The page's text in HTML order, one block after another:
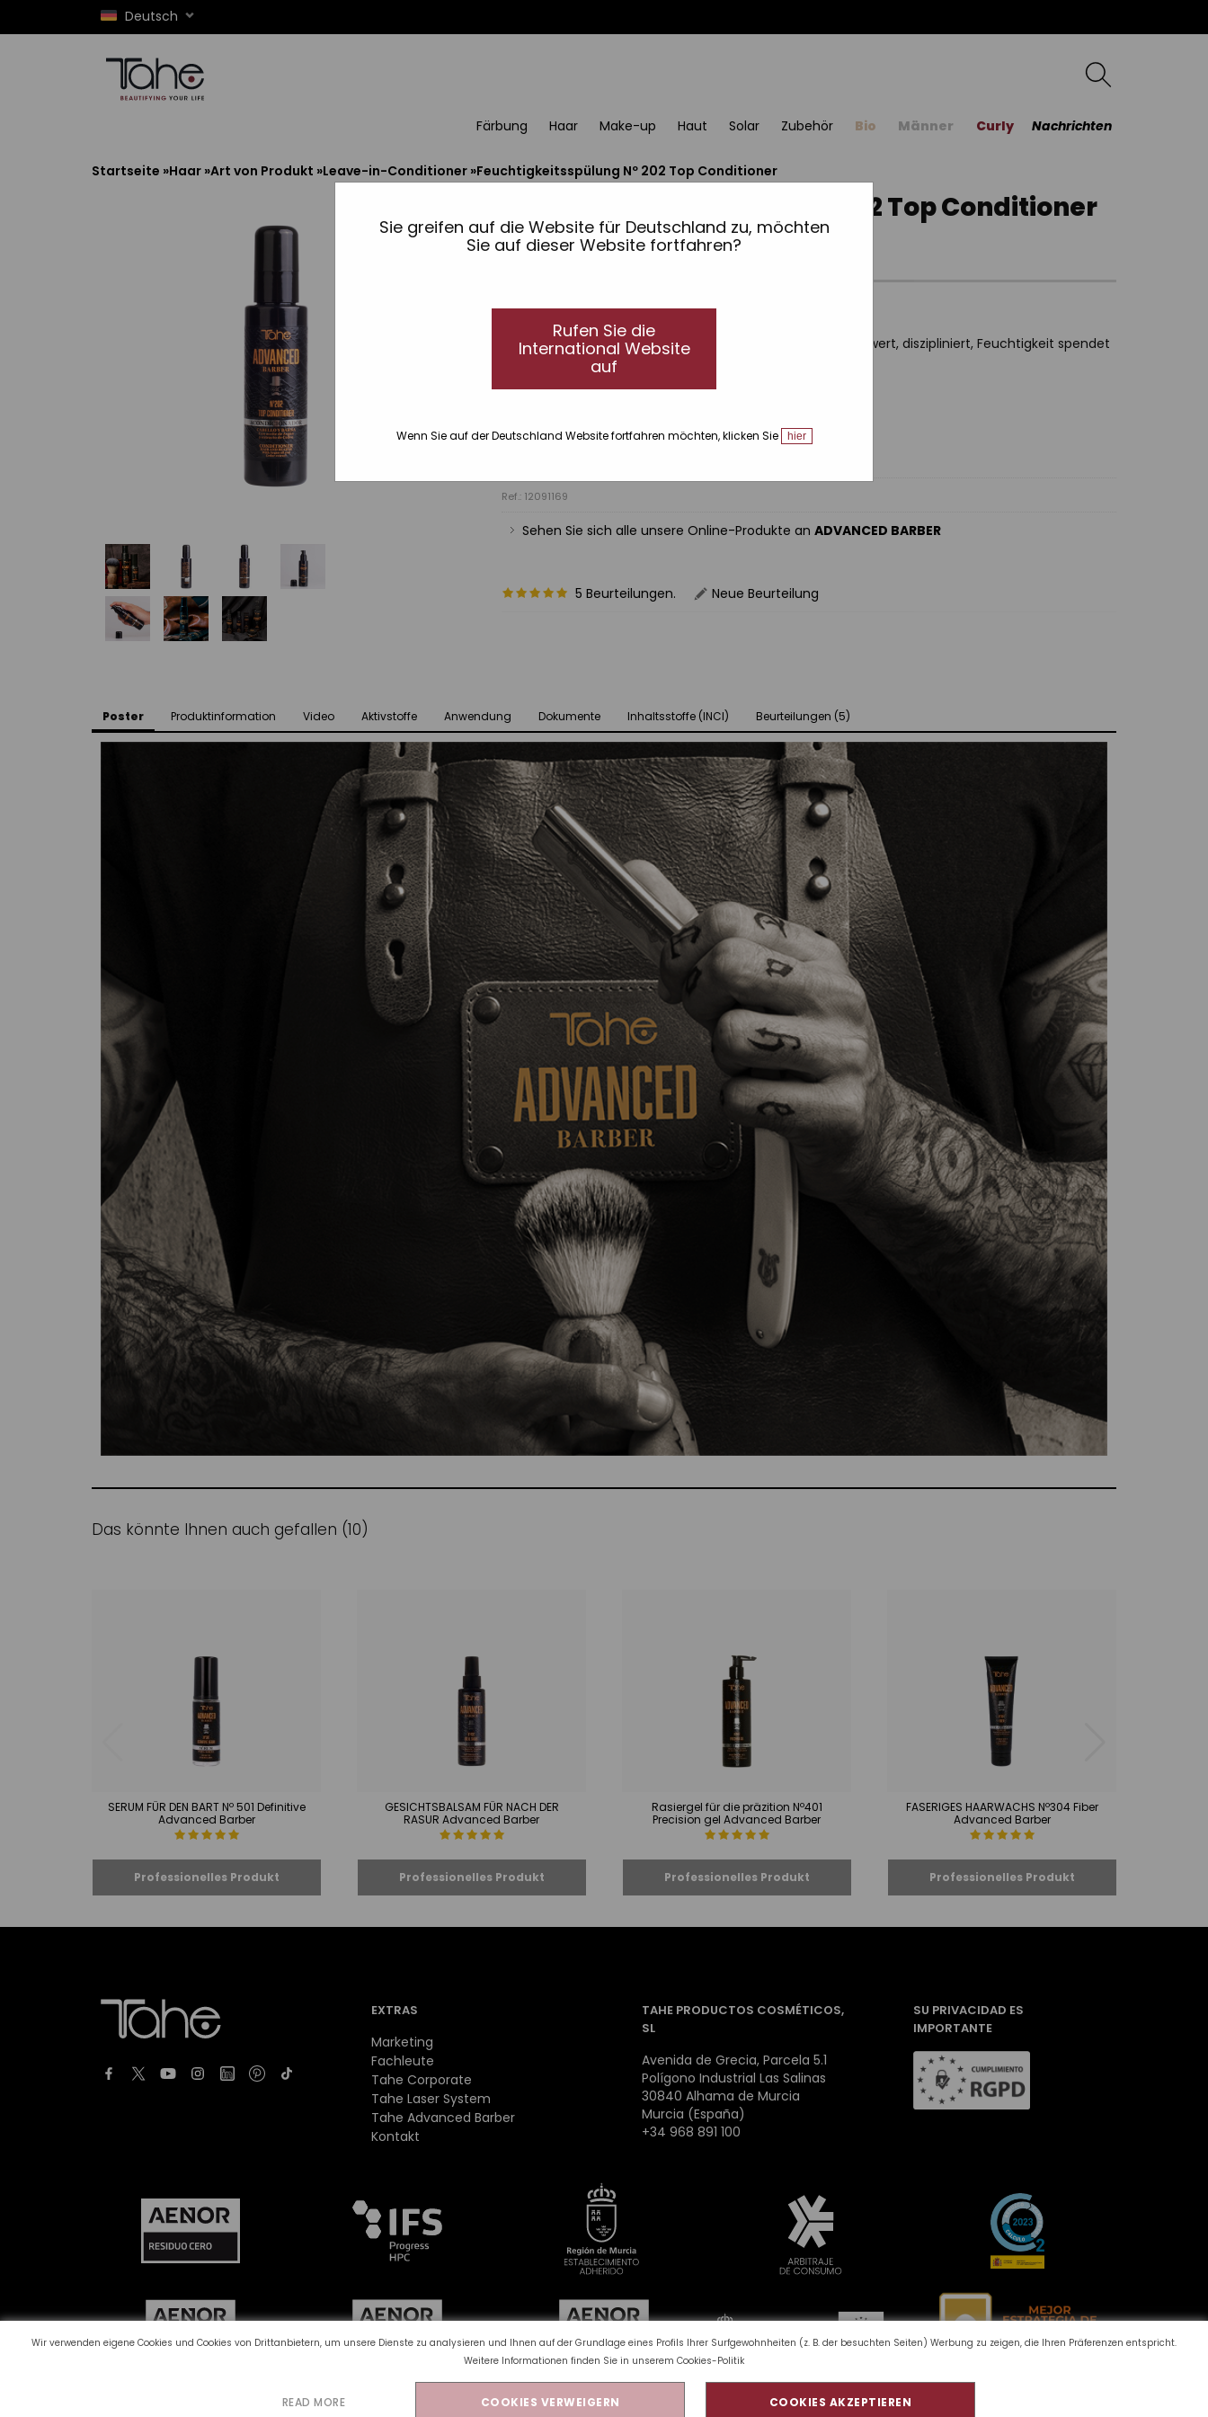
Wir verwenden eigene Cookies und Cookies von Drittanbietern, um unsere Dienste zu analysieren und Ihnen auf der Grundlage eines Profils Ihrer Surfgewohnheiten (z. B. der besuchten Seiten) Werbung zu zeigen, die Ihren Präferenzen entspricht.
Weitere Informationen finden Sie in unserem Cookies-Politik
READ MORE COOKIES VERWEIGERN COOKIES AKZEPTIEREN
Sie greifen auf die Website für Deutschland zu, möchten
Sie auf dieser Website fortfahren?
Rufen Sie die
International Website
auf
Wenn Sie auf der Deutschland Website fortfahren möchten, klicken Sie hier
Deutsch
Färbung Haar Make-up Haut Solar Zubehör Bio Männer Curly Nachrichten
Startseite »Haar »Art von Produkt »Leave-in-Conditioner »Feuchtigkeitsspülung Nº 202 Top Conditioner
Feuchtigkeitsspülung Nº 202 Top Conditioner
Advanced Barber
Feuchtigkeitsspülung 2 in 1 für Haar und Bart.
Produkt, das die Kopfhaare und die Barthaare nicht beschwert, diszipliniert, Feuchtigkeit spendet
und geschmeidig macht.
100 ml
Ref.: 12091169
Sehen Sie sich alle unsere Online-Produkte an ADVANCED BARBER
5 Beurteilungen. Neue Beurteilung
Poster Produktinformation Video Aktivstoffe Anwendung Dokumente Inhaltsstoffe (INCI) Beurteilungen (5)
Das könnte Ihnen auch gefallen (10)
SERUM FÜR DEN BART Nº 501 Definitive
Advanced Barber
GESICHTSBALSAM FÜR NACH DER
RASUR Advanced Barber
Rasiergel für die präzition Nº401
Precision gel Advanced Barber
FASERIGES HAARWACHS Nº304 Fiber
Advanced Barber
EXTRAS
Marketing
Fachleute
Tahe Corporate
Tahe Laser System
Tahe Advanced Barber
Kontakt
TAHE PRODUCTOS COSMÉTICOS,
SL
Avenida de Grecia, Parcela 5.1
Polígono Industrial Las Salinas
30840 Alhama de Murcia
Murcia (España)
+34 968 891 100
SU PRIVACIDAD ES
IMPORTANTE